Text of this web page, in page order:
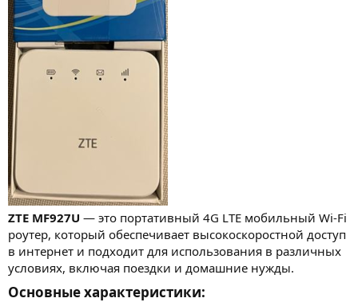
ZTE MF927U — это портативный 4G LTE мобильный Wi-Fi
роутер, который обеспечивает высокоскоростной доступ
в интернет и подходит для использования в различных
условиях, включая поездки и домашние нужды.
Основные характеристики:​